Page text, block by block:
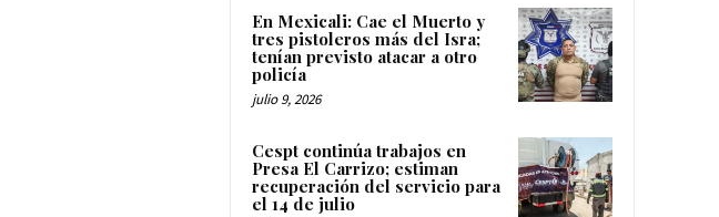
En Mexicali: Cae el Muerto y
tres pistoleros más del Isra;
tenían previsto atacar a otro
policía
julio 9, 2026
Cespt continúa trabajos en
Presa El Carrizo; estiman
recuperación del servicio para
el 14 de julio